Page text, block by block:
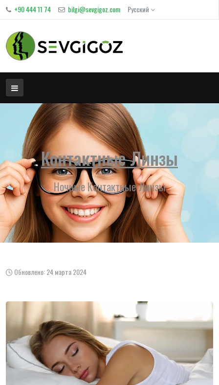
+90 444 11 74 bilgi@sevgigoz.com Русский
Контактные Линзы
Ночные Контактные Линзы
Обновлено: 24 марта 2024